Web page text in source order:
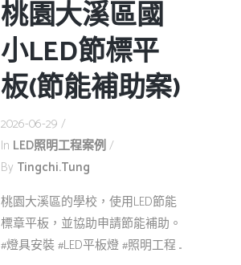
桃園大溪區國
小LED節標平
板(節能補助案)
2026-06-29
In LED照明工程案例
By Tingchi.tung
桃園大溪區的學校，使用LED節能
標章平板，並協助申請節能補助。
#燈具安裝 #LED平板燈 #照明工程 ...